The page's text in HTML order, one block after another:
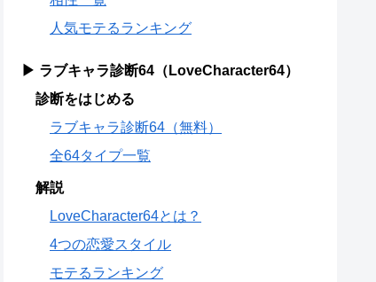
人気モテるランキング
▶ ラブキャラ診断64（LoveCharacter64）
診断をはじめる
ラブキャラ診断64（無料）
全64タイプ一覧
解説
LoveCharacter64とは？
4つの恋愛スタイル
モテるランキング